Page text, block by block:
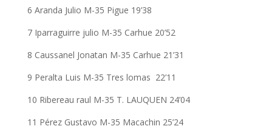
6 Aranda Julio M-35 Pigue 19’38
7 Iparraguirre julio M-35 Carhue 20’52
8 Caussanel Jonatan M-35 Carhue 21’31
9 Peralta Luis M-35 Tres lomas 22’11
10 Ribereau raul M-35 T. LAUQUEN 24’04
11 Pérez Gustavo M-35 Macachin 25’24